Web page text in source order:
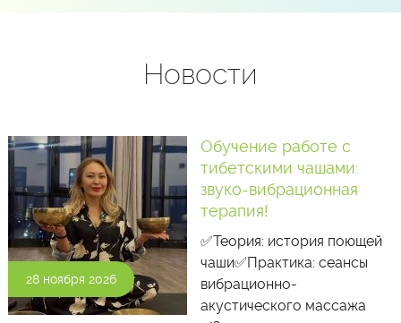
Новости
28 ноября 2026
Обучение работе с
тибетскими чашами:
звуко-вибрационная
терапия!
✅Теория: история поющей
чаши✅Практика: сеансы
вибрационно-
акустического массажа